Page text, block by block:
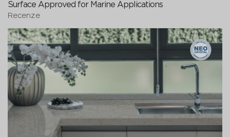
Surface Approved for Marine Applications
Recenze